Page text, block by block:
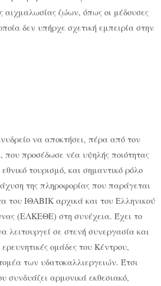
αιχμαλωσίας ζώων, όπως οι μέδουσες
δεν υπήρχε σχετική εμπειρία στην
να αποκτήσει, πέρα από τον
που προσέδωσε νέα υψηλής ποιότητας
τουρισμό, και σημαντικό ρόλο
της πληροφορίας που παράγεται
του ΙΘΑΒΙΚ αρχικά και του Ελληνικού
(ΕΛΚΕΘΕ) στη συνέχεια. Έχει το
λειτουργεί σε στενή συνεργασία και
ομάδες του Κέντρου,
των υδατοκαλλιεργειών. Έτσι
συνδυάζει αρμονικά εκθεσιακό,